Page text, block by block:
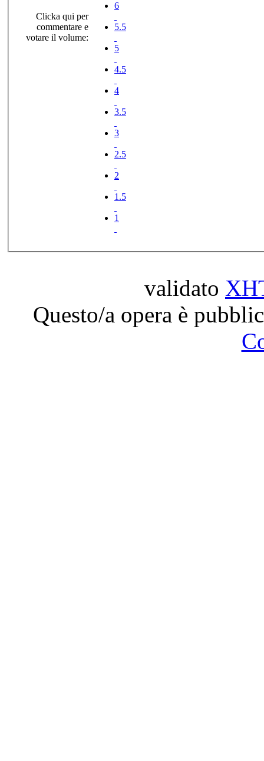
Clicka qui per
commentare e
votare il volume:
6
5.5
5
4.5
4
3.5
3
2.5
2
1.5
1
validato
Questo/a opera è